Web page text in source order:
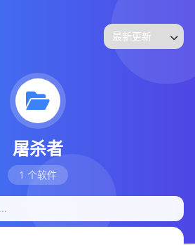
屠杀者
1 个软件